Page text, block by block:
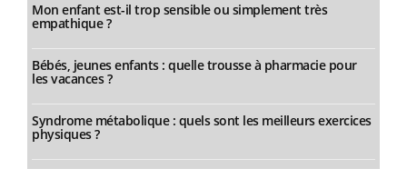
Mon enfant est-il trop sensible ou simplement très
empathique ?
Bébés, jeunes enfants : quelle trousse à pharmacie pour
les vacances ?
Syndrome métabolique : quels sont les meilleurs exercices
physiques ?